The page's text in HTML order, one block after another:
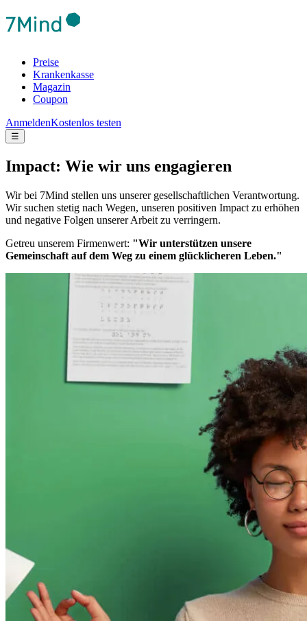
Preise
Krankenkasse
Magazin
Coupon
AnmeldenKostenlos testen
☰
Impact: Wie wir uns engagieren
Wir bei 7Mind stellen uns unserer gesellschaftlichen Verantwortung.
Wir suchen stetig nach Wegen, unseren positiven Impact zu erhöhen
und negative Folgen unserer Arbeit zu verringern.
Getreu unserem Firmenwert: "Wir unterstützen unsere
Gemeinschaft auf dem Weg zu einem glücklicheren Leben."